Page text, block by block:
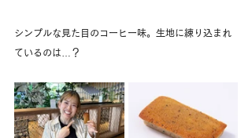
シンプルな見た目のコーヒー味。生地に練り込まれ
ているのは…？